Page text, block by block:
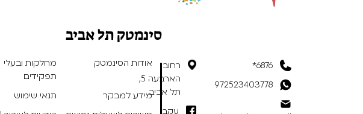
6876*
972523403778
רחוב
הארבעה 5,
תל אביב
עקבו
סינמטק תל אביב
אודות הסינמטק
מחלקות ובעלי
תפקידים
מידע למבקר
תנאי שימוש